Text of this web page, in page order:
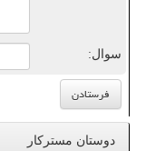
سوال:
دوستان مسترکار